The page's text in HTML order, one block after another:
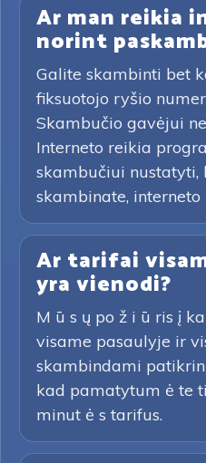
Ar man reikia
norint
Galite skambinti bet
fiksuotojo ryšio
Skambučio gavėjui
Interneto reikia
skambučiui nustatyti,
skambinate, interneto
Ar tarifai
yra vienodi?
M ū s ų po ž i ū ris į
visame pasaulyje ir
skambindami
kad pamatytum ė te
minut ė s tarifus.